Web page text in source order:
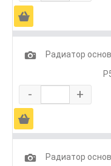
Ä
1
Радиатор
- +
Ä
1
Радиатор